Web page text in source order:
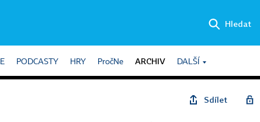
Hledat
PODCASTY HRY PročNe ARCHIV DALŠÍ
Sdílet